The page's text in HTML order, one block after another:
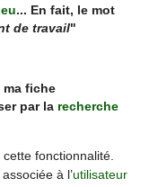
... En fait, le mot
de travail"
ma fiche
par la recherche
fonctionnalité.
à l’utilisateur